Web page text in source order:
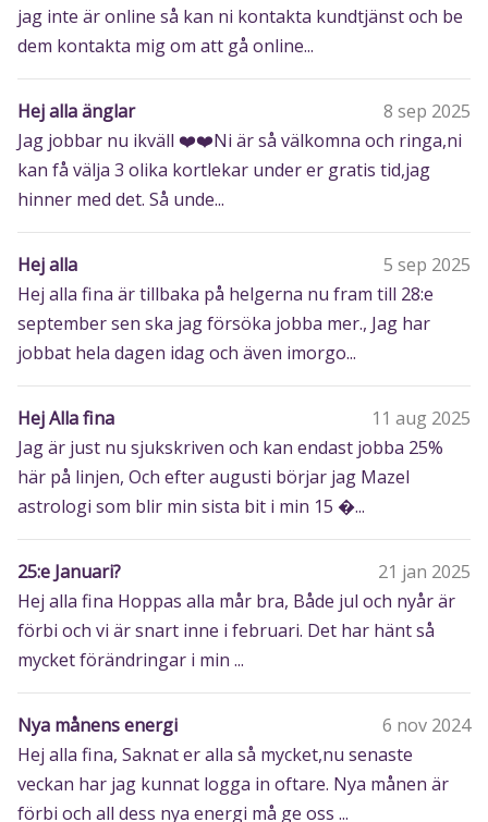
jag inte är online så kan ni kontakta kundtjänst och be
dem kontakta mig om att gå online...
Hej alla änglar
8 sep 2025
Jag jobbar nu ikväll ❤️❤️Ni är så välkomna och ringa,ni
kan få välja 3 olika kortlekar under er gratis tid,jag
hinner med det. Så unde...
Hej alla
5 sep 2025
Hej alla fina är tillbaka på helgerna nu fram till 28:e
september sen ska jag försöka jobba mer., Jag har
jobbat hela dagen idag och även imorgo...
Hej Alla fina
11 aug 2025
Jag är just nu sjukskriven och kan endast jobba 25%
här på linjen, Och efter augusti börjar jag Mazel
astrologi som blir min sista bit i min 15 �...
25:e Januari?
21 jan 2025
Hej alla fina Hoppas alla mår bra, Både jul och nyår är
förbi och vi är snart inne i februari. Det har hänt så
mycket förändringar i min ...
Nya månens energi
6 nov 2024
Hej alla fina, Saknat er alla så mycket,nu senaste
veckan har jag kunnat logga in oftare. Nya månen är
förbi och all dess nya energi må ge oss ...